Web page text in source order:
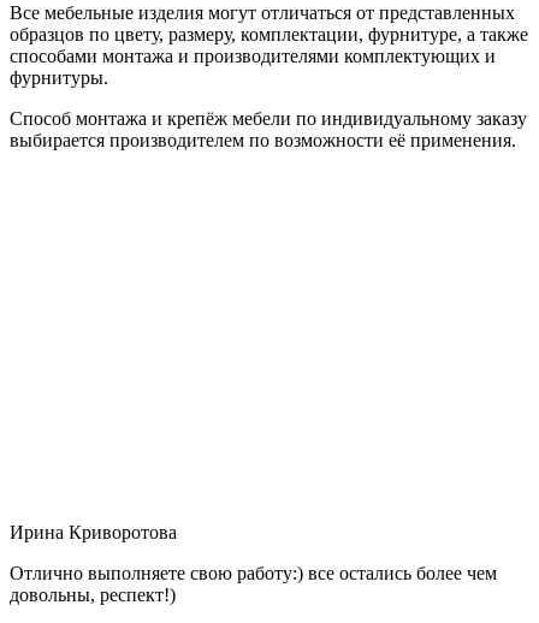
Все мебельные изделия могут отличаться от представленных
образцов по цвету, размеру, комплектации, фурнитуре, а также
способами монтажа и производителями комплектующих и
фурнитуры.
Способ монтажа и крепёж мебели по индивидуальному заказу
выбирается производителем по возможности её применения.
Ирина Криворотова
Отлично выполняете свою работу:) все остались более чем
довольны, респект!)